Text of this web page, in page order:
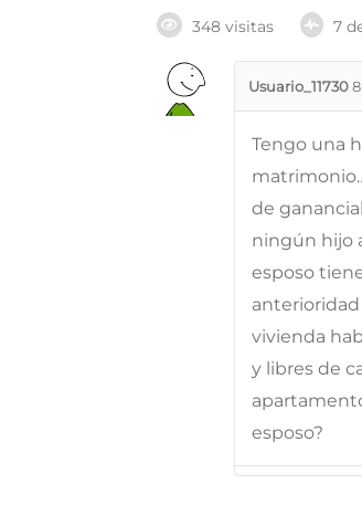
348 visitas 7
Usuario_11730
Tengo una
de
ningún hijo
esposo
vivienda
y libres de
esposo?